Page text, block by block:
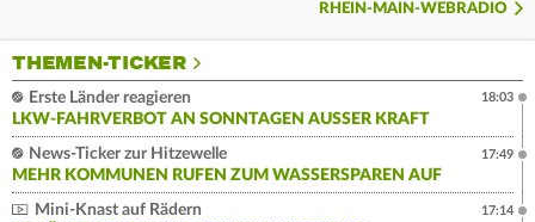
RHEIN-MAIN-WEBRADIO
THEMEN-TICKER
Erste Länder reagieren
LKW-FAHRVERBOT AN SONNTAGEN AUSSER KRAFT
18:03
News-Ticker zur Hitzewelle
MEHR KOMMUNEN RUFEN ZUM WASSERSPAREN AUF
17:49
Mini-Knast auf Rädern
17:14